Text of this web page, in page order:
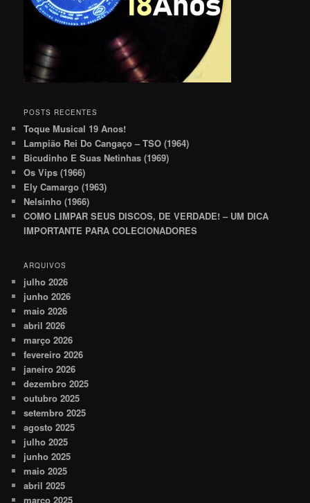
POSTS RECENTES
Toque Musical 19 Anos!
Lampião Rei Do Cangaço – TSO (1964)
Bicudinho E Suas Netinhas (1969)
Os Vips (1966)
Ely Camargo (1963)
Nelsinho (1966)
COMO LIMPAR SEUS DISCOS, DE VERDADE! – UM DICA
IMPORTANTE PARA COLECIONADORES
ARQUIVOS
julho 2026
junho 2026
maio 2026
abril 2026
março 2026
fevereiro 2026
janeiro 2026
dezembro 2025
outubro 2025
setembro 2025
agosto 2025
julho 2025
junho 2025
maio 2025
abril 2025
março 2025